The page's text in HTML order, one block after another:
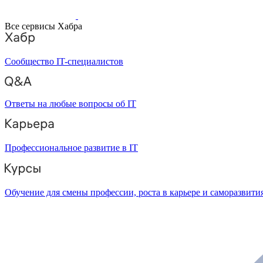
Все сервисы Хабра
Сообщество IT-специалистов
Ответы на любые вопросы об IT
Профессиональное развитие в IT
Обучение для смены профессии, роста в карьере и